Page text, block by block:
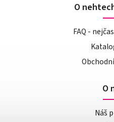
O
FAQ -
O
Náš